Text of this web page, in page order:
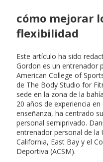
cómo mejorar
flexibilidad
Este artículo ha sido
Gordon es un entrenador
American College of
de The Body Studio for
sede en la zona de la
20 años de experiencia
enseñanza, ha centrado
personal semiprivado.
entrenador personal de la
California, East Bay y el
Deportiva (ACSM).